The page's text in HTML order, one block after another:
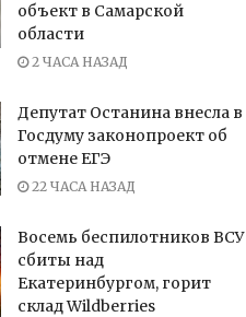
объект в Самарской
области
2 ЧАСА НАЗАД
Депутат Останина внесла в
Госдуму законопроект об
отмене ЕГЭ
22 ЧАСА НАЗАД
Восемь беспилотников ВСУ
сбиты над
Екатеринбургом, горит
склад Wildberries